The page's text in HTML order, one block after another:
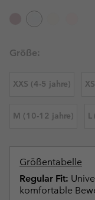
Größe:
XXS (4-5 jahre)
M (10-12 jahre) L
Größentabelle
Regular Fit:
komfortable